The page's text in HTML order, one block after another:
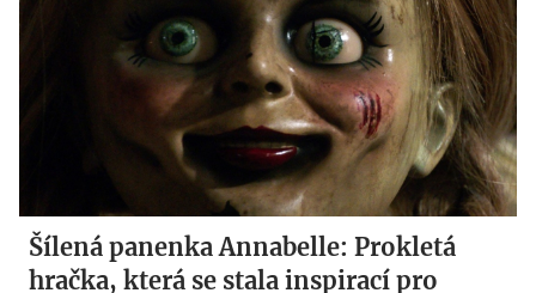
Šílená panenka Annabelle: Prokletá
hračka, která se stala inspirací pro